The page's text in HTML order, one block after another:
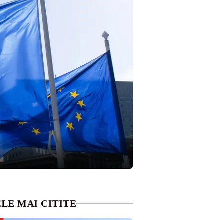
MAI CITITE